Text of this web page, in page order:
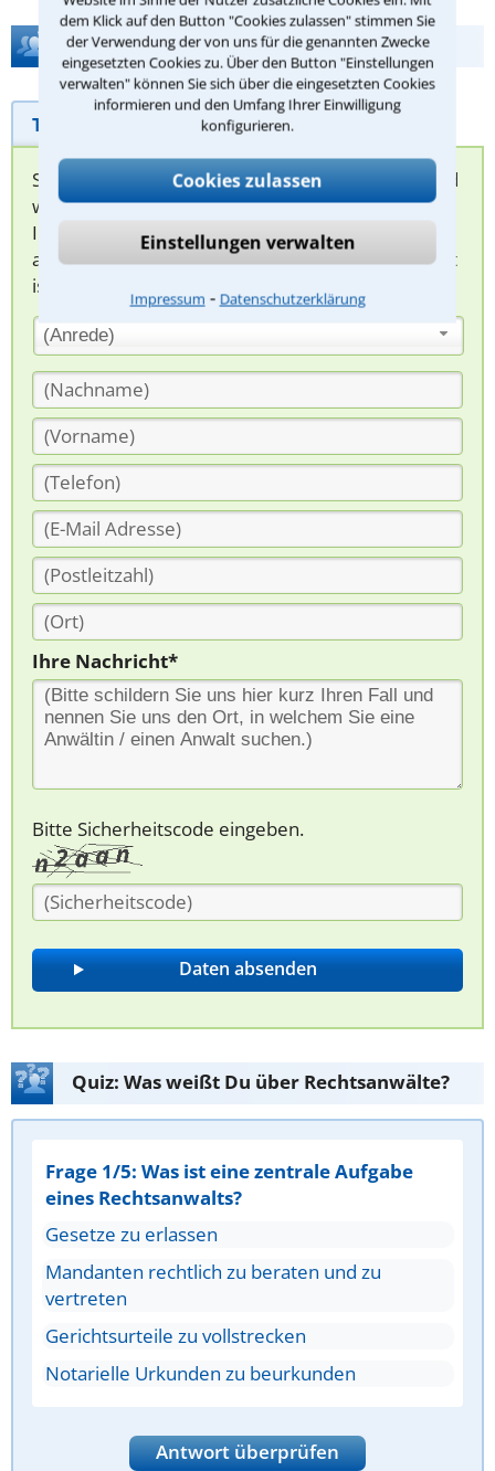
dem Klick auf den Button "Cookies zulassen" stimmen Sie
der Verwendung der von uns für die genannten Zwecke
eingesetzten Cookies zu. Über den Button "Einstellungen
verwalten" können Sie sich über die eingesetzten Cookies
informieren und den Umfang Ihrer Einwilligung
konfigurieren.
Cookies zulassen
Einstellungen verwalten
Impressum ⁃ Datenschutzerklärung
Hilfe bei Ihrer Anwaltsuche?
Telefonhilfe Beratungsanfrage
Sie können hier Ihren Fall schildern. Anschließend
werden sich spezialisierte Rechtsanwälte bei
Ihnen melden, um das weitere Vorgehen
abzuklären. Die Rückmeldung durch einen Anwalt
ist für Sie kostenlos.
(Anrede)
Ihre Nachricht*
Bitte Sicherheitscode eingeben.
Quiz: Was weißt Du über Rechtsanwälte?
Frage 1/5: Was ist eine zentrale Aufgabe
eines Rechtsanwalts?
Gesetze zu erlassen
Mandanten rechtlich zu beraten und zu
vertreten
Gerichtsurteile zu vollstrecken
Notarielle Urkunden zu beurkunden
Antwort überprüfen